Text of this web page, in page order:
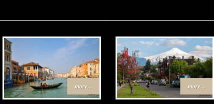
more... more...